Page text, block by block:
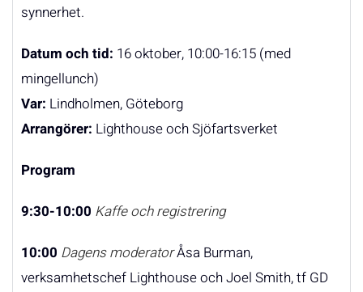
synnerhet.
Datum och tid: 16 oktober, 10:00-16:15 (med
mingellunch)
Var: Lindholmen, Göteborg
Arrangörer: Lighthouse och Sjöfartsverket
Program
9:30-10:00 Kaffe och registrering
10:00 Dagens moderatorÅsa Burman,
verksamhetschef Lighthouse och Joel Smith, tf GD